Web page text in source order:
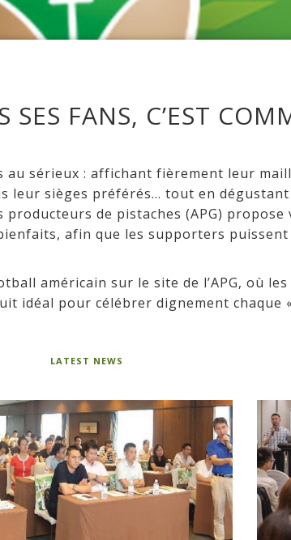
FANS, C’EST
sérieux : affichant fièrement leur
leur sièges préférés... tout en
de pistaches (APG)
afin que les supporters
américain sur le site de l’APG, où
idéal pour célébrer dignement chaque
LATEST NEWS